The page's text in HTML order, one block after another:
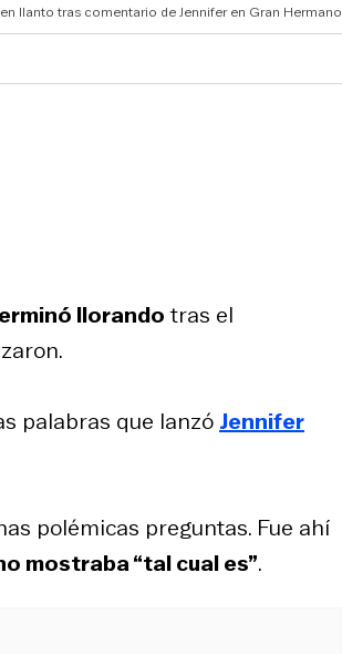
llanto tras comentario de Jennifer en Gran Hermano
llorandotras el
palabras que lanzó Jennifer
polémicas preguntas. Fue ahí
mostraba “tal cual es”.